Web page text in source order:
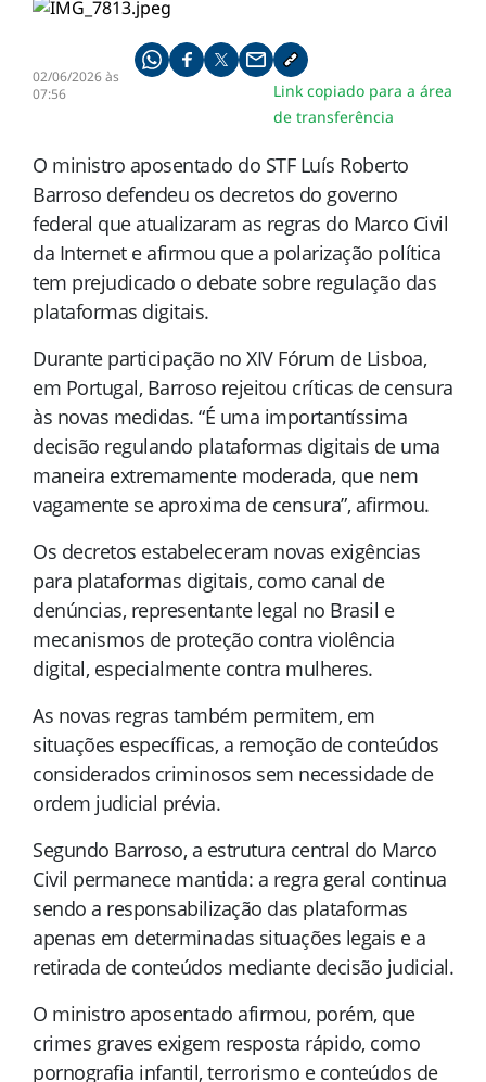
02/06/2026 às
07:56
Compartilhe pelo whatsapp
Compartilhar no facebook
Compartilhar no twitter
Compartilhe pelo email
Copiar link da notícia
Link copiado para a área
de transferência
O ministro aposentado do STF Luís Roberto
Barroso defendeu os decretos do governo
federal que atualizaram as regras do Marco Civil
da Internet e afirmou que a polarização política
tem prejudicado o debate sobre regulação das
plataformas digitais.
Durante participação no XIV Fórum de Lisboa,
em Portugal, Barroso rejeitou críticas de censura
às novas medidas. “É uma importantíssima
decisão regulando plataformas digitais de uma
maneira extremamente moderada, que nem
vagamente se aproxima de censura”, afirmou.
Os decretos estabeleceram novas exigências
para plataformas digitais, como canal de
denúncias, representante legal no Brasil e
mecanismos de proteção contra violência
digital, especialmente contra mulheres.
As novas regras também permitem, em
situações específicas, a remoção de conteúdos
considerados criminosos sem necessidade de
ordem judicial prévia.
Segundo Barroso, a estrutura central do Marco
Civil permanece mantida: a regra geral continua
sendo a responsabilização das plataformas
apenas em determinadas situações legais e a
retirada de conteúdos mediante decisão judicial.
O ministro aposentado afirmou, porém, que
crimes graves exigem resposta rápido, como
pornografia infantil, terrorismo e conteúdos de